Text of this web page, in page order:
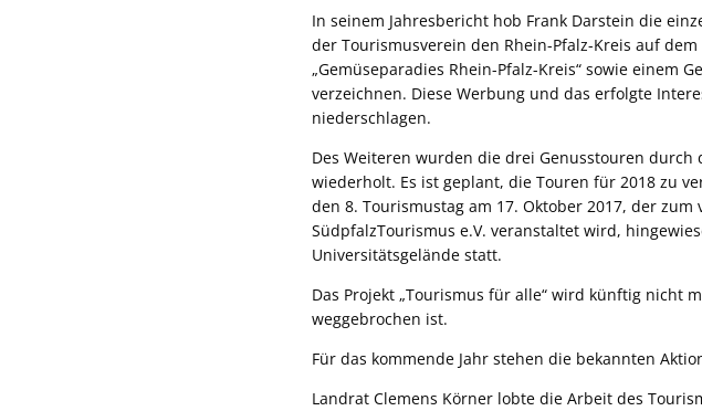
In seinem Jahresbericht hob Frank Darstein die
der Tourismusverein den Rhein-Pfalz-Kreis auf
„Gemüseparadies Rhein-Pfalz-Kreis“ sowie einem
verzeichnen. Diese Werbung und das erfolgte
niederschlagen.
Des Weiteren wurden die drei Genusstouren durch
wiederholt. Es ist geplant, die Touren für 2018 zu
den 8. Tourismustag am 17. Oktober 2017, der
SüdpfalzTourismus e.V. veranstaltet wird,
Universitätsgelände statt.
Das Projekt „Tourismus für alle“ wird künftig nicht
weggebrochen ist.
Für das kommende Jahr stehen die bekannten
Landrat Clemens Körner lobte die Arbeit des